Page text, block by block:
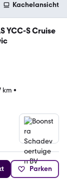
Kachelansicht
YCC-S Cruise
km •
Parken